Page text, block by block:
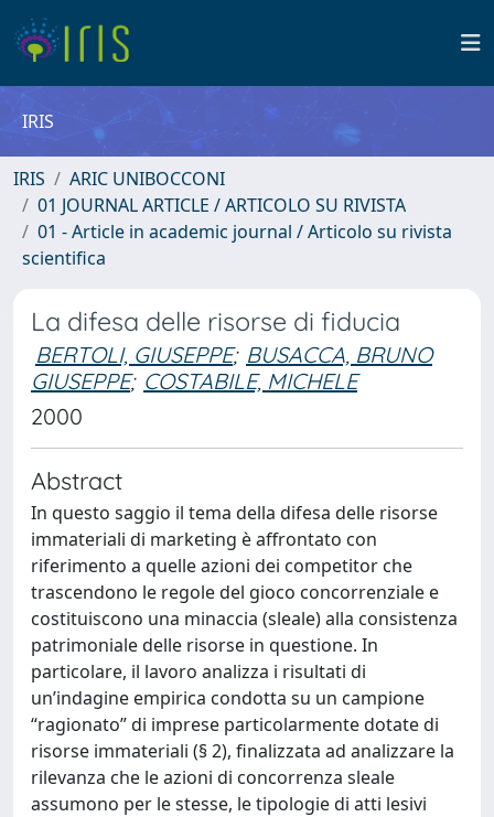
IRIS
IRIS
ARIC UNIBOCCONI
01 JOURNAL ARTICLE / ARTICOLO SU RIVISTA
01 - Article in academic journal / Articolo su rivista
scientifica
La difesa delle risorse di fiducia
BERTOLI, GIUSEPPE; BUSACCA, BRUNO
GIUSEPPE; COSTABILE, MICHELE
2000
Abstract
In questo saggio il tema della difesa delle risorse
immateriali di marketing è affrontato con
riferimento a quelle azioni dei competitor che
trascendono le regole del gioco concorrenziale e
costituiscono una minaccia (sleale) alla consistenza
patrimoniale delle risorse in questione. In
particolare, il lavoro analizza i risultati di
un’indagine empirica condotta su un campione
“ragionato” di imprese particolarmente dotate di
risorse immateriali (§ 2), finalizzata ad analizzare la
rilevanza che le azioni di concorrenza sleale
assumono per le stesse, le tipologie di atti lesivi